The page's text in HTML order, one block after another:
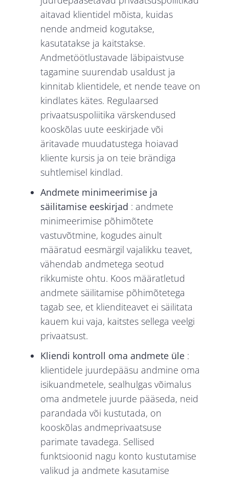
aitavad klientidel mõista, kuidas
nende andmeid kogutakse,
kasutatakse ja kaitstakse.
Andmetöötlustavade läbipaistvuse
tagamine suurendab usaldust ja
kinnitab klientidele, et nende teave on
kindlates kätes. Regulaarsed
privaatsuspoliitika värskendused
kooskõlas uute eeskirjade või
äritavade muudatustega hoiavad
kliente kursis ja on teie brändiga
suhtlemisel kindlad.
Andmete minimeerimise ja
säilitamise eeskirjad : andmete
minimeerimise põhimõtete
vastuvõtmine, kogudes ainult
määratud eesmärgil vajalikku teavet,
vähendab andmetega seotud
rikkumiste ohtu. Koos määratletud
andmete säilitamise põhimõtetega
tagab see, et klienditeavet ei säilitata
kauem kui vaja, kaitstes sellega veelgi
privaatsust.
Kliendi kontroll oma andmete üle :
klientidele juurdepääsu andmine oma
isikuandmetele, sealhulgas võimalus
oma andmetele juurde pääseda, neid
parandada või kustutada, on
kooskõlas andmeprivaatsuse
parimate tavadega. Sellised
funktsioonid nagu konto kustutamise
valikud ja andmete kasutamise